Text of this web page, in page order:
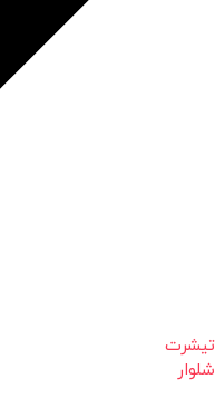
تیشرت
شلوار